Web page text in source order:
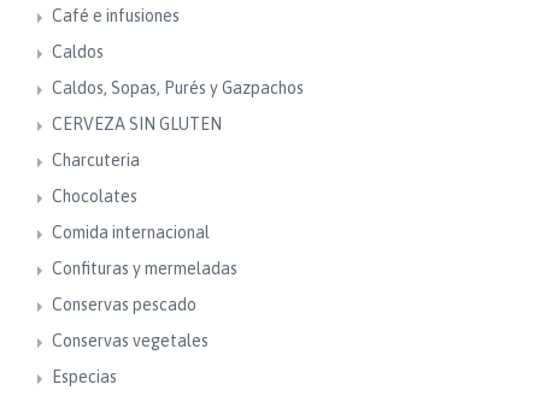
Café e infusiones
Caldos
Caldos, Sopas, Purés y Gazpachos
CERVEZA SIN GLUTEN
Charcuteria
Chocolates
Comida internacional
Confituras y mermeladas
Conservas pescado
Conservas vegetales
Especias